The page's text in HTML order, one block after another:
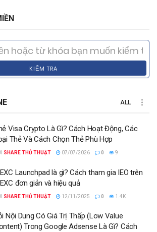
KIỂM TRA
ALL
Visa Crypto Là Gì? Cách Hoạt Động, Các
Thẻ Và Cách Chọn Thẻ Phù Hợp
SHARE THỦ THUẬT 07/07/2026 0 9
Launchpad là gì? Cách tham gia IEO trên
đơn giản và hiệu quả
SHARE THỦ THUẬT 12/11/2025 0 1.4K
Nội Dung Có Giá Trị Thấp (Low Value
Trong Google Adsense Là Gì? Cách